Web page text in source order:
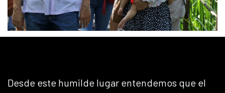
Desde este humilde lugar entendemos que el